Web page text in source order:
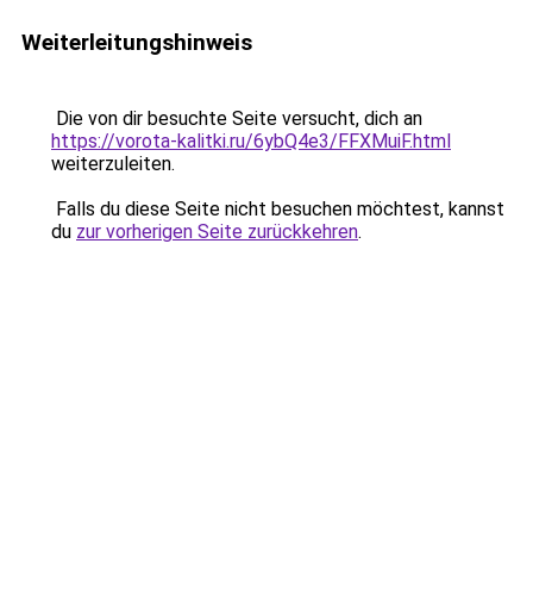
Weiterleitungshinweis
Die von dir besuchte Seite versucht, dich an
https://vorota-kalitki.ru/6ybQ4e3/FFXMuiF.html
weiterzuleiten.
Falls du diese Seite nicht besuchen möchtest, kannst
du zur vorherigen Seite zurückkehren.